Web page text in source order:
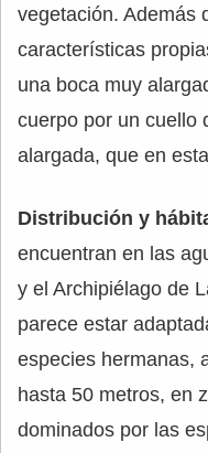
vegetación. Además
características
una boca muy
cuerpo por un cuello
alargada, que en
Distribución y
encuentran en las
y el Archipiélago de
parece estar
especies hermanas,
hasta 50 metros, en
dominados por las